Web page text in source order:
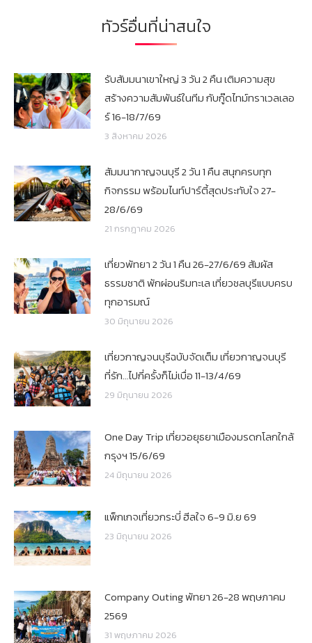
ทัวร์อื่นที่น่าสนใจ
รับสัมมนาเขาใหญ่ 3 วัน 2 คืน เติมความสุข
สร้างความสัมพันธ์ในทีม กับกู๊ดไทม์ทราเวลเลอ
ร์ 16-18/7/69
3 สิงหาคม 2026
สัมมนากาญจนบุรี 2 วัน 1 คืน สนุกครบทุก
กิจกรรม พร้อมไนท์ปาร์ตี้สุดประทับใจ 27-
28/6/69
21 กรกฎาคม 2026
เที่ยวพัทยา 2 วัน 1 คืน 26-27/6/69 สัมผัส
ธรรมชาติ พักผ่อนริมทะเล เที่ยวชลบุรีแบบครบ
ทุกอารมณ์
30 มิถุนายน 2026
เที่ยวกาญจนบุรีฉบับจัดเต็ม เที่ยวกาญจนบุรี
ที่รัก…ไปกี่ครั้งก็ไม่เบื่อ 11-13/4/69
29 มิถุนายน 2026
One Day Trip เที่ยวอยุธยาเมืองมรดกโลกใกล้
กรุงฯ 15/6/69
24 มิถุนายน 2026
แพ็กเกจเที่ยวกระบี่ ฮีลใจ 6-9 มิ.ย 69
23 มิถุนายน 2026
Company Outing พัทยา 26-28 พฤษภาคม
2569
31 พฤษภาคม 2026